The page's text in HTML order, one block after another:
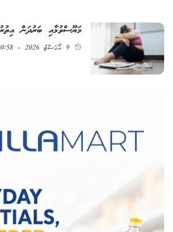
މަޔޫސްވުމާއި ބަރުދަން
9 އޯގަސްޓު 2026 - 10:58